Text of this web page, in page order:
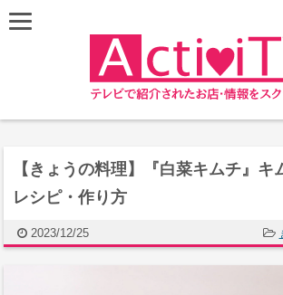
【きょうの料理】『白菜キムチ』キ
レシピ・作り方
2023/12/25